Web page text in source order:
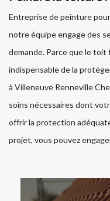
Entreprise de peinture
notre équipe engage des
demande. Parce que le
indispensable de la
à Villeneuve Renneville
soins nécessaires dont
offrir la protection
projet, vous pouvez